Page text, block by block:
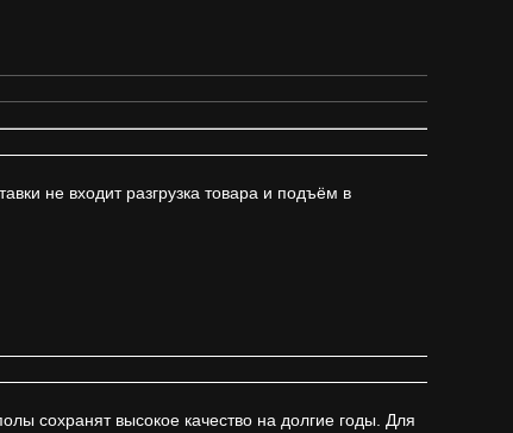
не входит разгрузка товара и подъём в
сохранят высокое качество на долгие годы. Для